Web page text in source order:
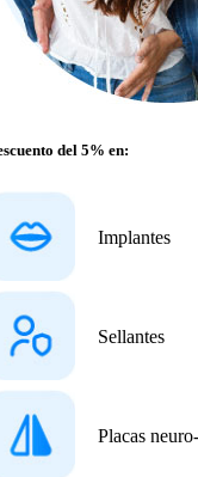
del 5% en:
Implantes
Sellantes
Placas